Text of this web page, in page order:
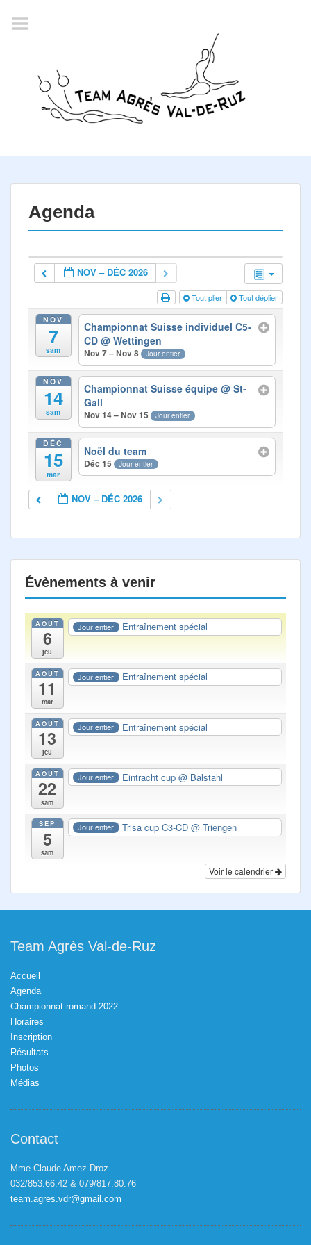
Agenda
NOV – DÉC 2026
Tout plier Tout déplier
NOV
7
sam
Championnat Suisse individuel C5-
CD@ Wettingen
Nov 7 – Nov 8 Jour entier
NOV
14
sam
Championnat Suisse équipe@ St-
Gall
Nov 14 – Nov 15 Jour entier
DÉC
15
mar
Noël du team
Déc 15 Jour entier
NOV – DÉC 2026
Évènements à venir
AOÛT
6
jeu
Jour entier Entraînement spécial
AOÛT
11
mar
Jour entier Entraînement spécial
AOÛT
13
jeu
Jour entier Entraînement spécial
AOÛT
22
sam
Jour entier Eintracht cup@ Balstahl
SEP
5
sam
Jour entier Trisa cup C3-CD@ Triengen
Voir le calendrier
Team Agrès Val-de-Ruz
Accueil
Agenda
Championnat romand 2022
Horaires
Inscription
Résultats
Photos
Médias
Contact
Mme Claude Amez-Droz
032/853.66.42 & 079/817.80.76
team.agres.vdr@gmail.com
Accueil
Championnat romand
2022
La société
Résultats
Inscription
Comité
Photos
Médias
Contact